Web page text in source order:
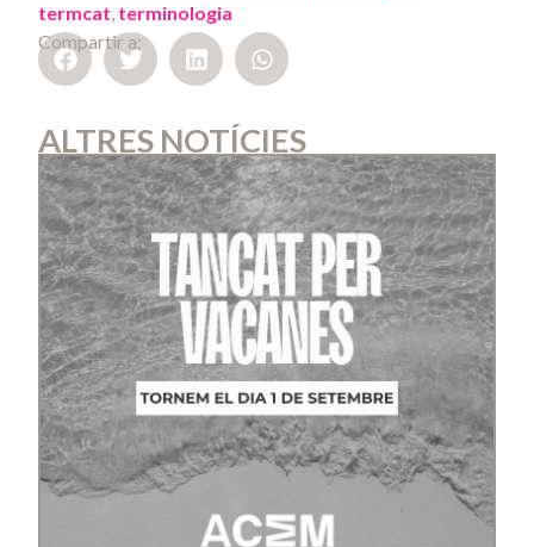
termcat, terminologia
Compartir a:
ALTRES NOTÍCIES